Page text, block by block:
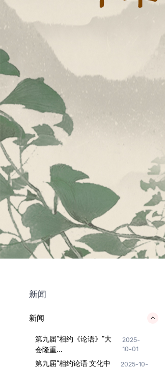
新闻
新闻
第九届“相约《论语》”大
会隆重...
2025-
10-01
第九届“相约论语 文化中
2025-10-